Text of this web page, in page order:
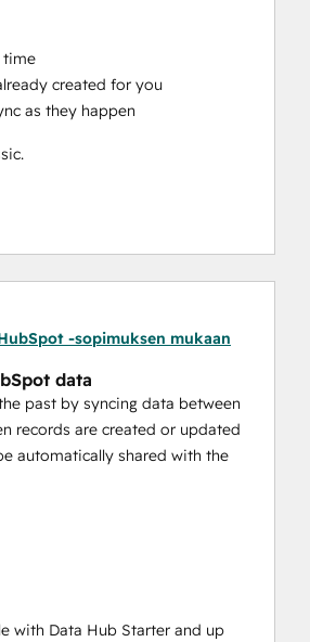
time
created for you
as they happen
-sopimuksen mukaan
data
past by syncing data between
records are created or updated
automatically shared with the
with Data Hub Starter and up